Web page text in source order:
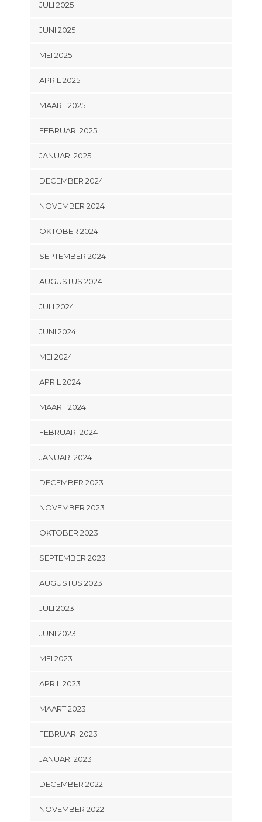
JULI 2025
JUNI 2025
MEI 2025
APRIL 2025
MAART 2025
FEBRUARI 2025
JANUARI 2025
DECEMBER 2024
NOVEMBER 2024
OKTOBER 2024
SEPTEMBER 2024
AUGUSTUS 2024
JULI 2024
JUNI 2024
MEI 2024
APRIL 2024
MAART 2024
FEBRUARI 2024
JANUARI 2024
DECEMBER 2023
NOVEMBER 2023
OKTOBER 2023
SEPTEMBER 2023
AUGUSTUS 2023
JULI 2023
JUNI 2023
MEI 2023
APRIL 2023
MAART 2023
FEBRUARI 2023
JANUARI 2023
DECEMBER 2022
NOVEMBER 2022